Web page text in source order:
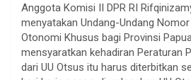
Anggota Komisi II DPR RI
menyatakan Undang-Undang
Otonomi Khusus bagi Provinsi
mensyaratkan kehadiran Peraturan
dari UU Otsus itu harus diterbitkan